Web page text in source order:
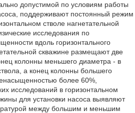
допустимой по условиям работы
поддерживают постоянный режим
стволе нагнетательной
исследования по
вдоль горизонтального
скважине размещают две
колонны меньшего диаметра - в
а конец колонны большего
более 60%,
исследований в горизонтальном
для установки насоса выявляют
между большим и меньшим